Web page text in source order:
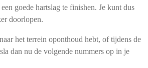
goede hartslag te finishen. Je kunt dus
doorlopen.
het terrein oponthoud hebt, of tijdens de
dan nu de volgende nummers op in je